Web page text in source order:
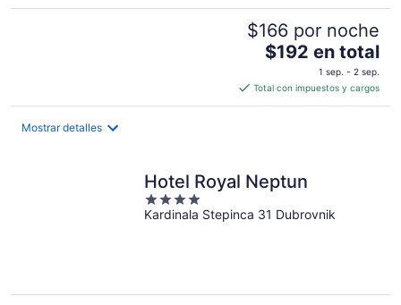
$166 por noche
El
es
de
por
noche
$192 en total
1 sep. - 2 sep.
Total con impuestos y cargos
Mostrar detalles
Hotel Royal Neptun
4
out
Kardinala Stepinca 31 Dubrovnik